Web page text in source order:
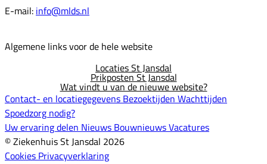
E-mail: info@mlds.nl
Algemene links voor de hele website
Locaties St Jansdal
Prikposten St Jansdal
Wat vindt u van de nieuwe website?
Contact- en locatiegegevens Bezoektijden Wachttijden
Spoedzorg nodig?
Uw ervaring delen Nieuws BouwnieuwsVacatures
© Ziekenhuis St Jansdal 2026
Cookies Privacyverklaring